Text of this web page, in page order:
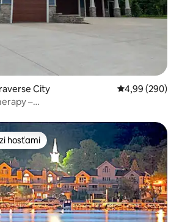
City Priemerné
4,99 (290)
–
hosťami
hosťami